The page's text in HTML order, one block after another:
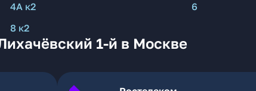
4А к2 6
8 к2
1-й в Москве